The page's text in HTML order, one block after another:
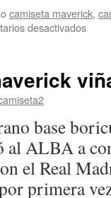
camiseta maverick,
desactivadosen
negra
base
al ALBA a
el Real
primera